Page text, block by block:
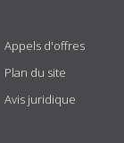
Appels d'offres
Plan du site
Avis juridique